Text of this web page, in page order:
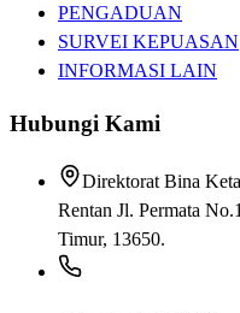
PENGADUAN
SURVEI KEPUASAN
INFORMASI LAIN
Hubungi Kami
Direktorat Bina
Rentan Jl. Permata
Timur, 13650.